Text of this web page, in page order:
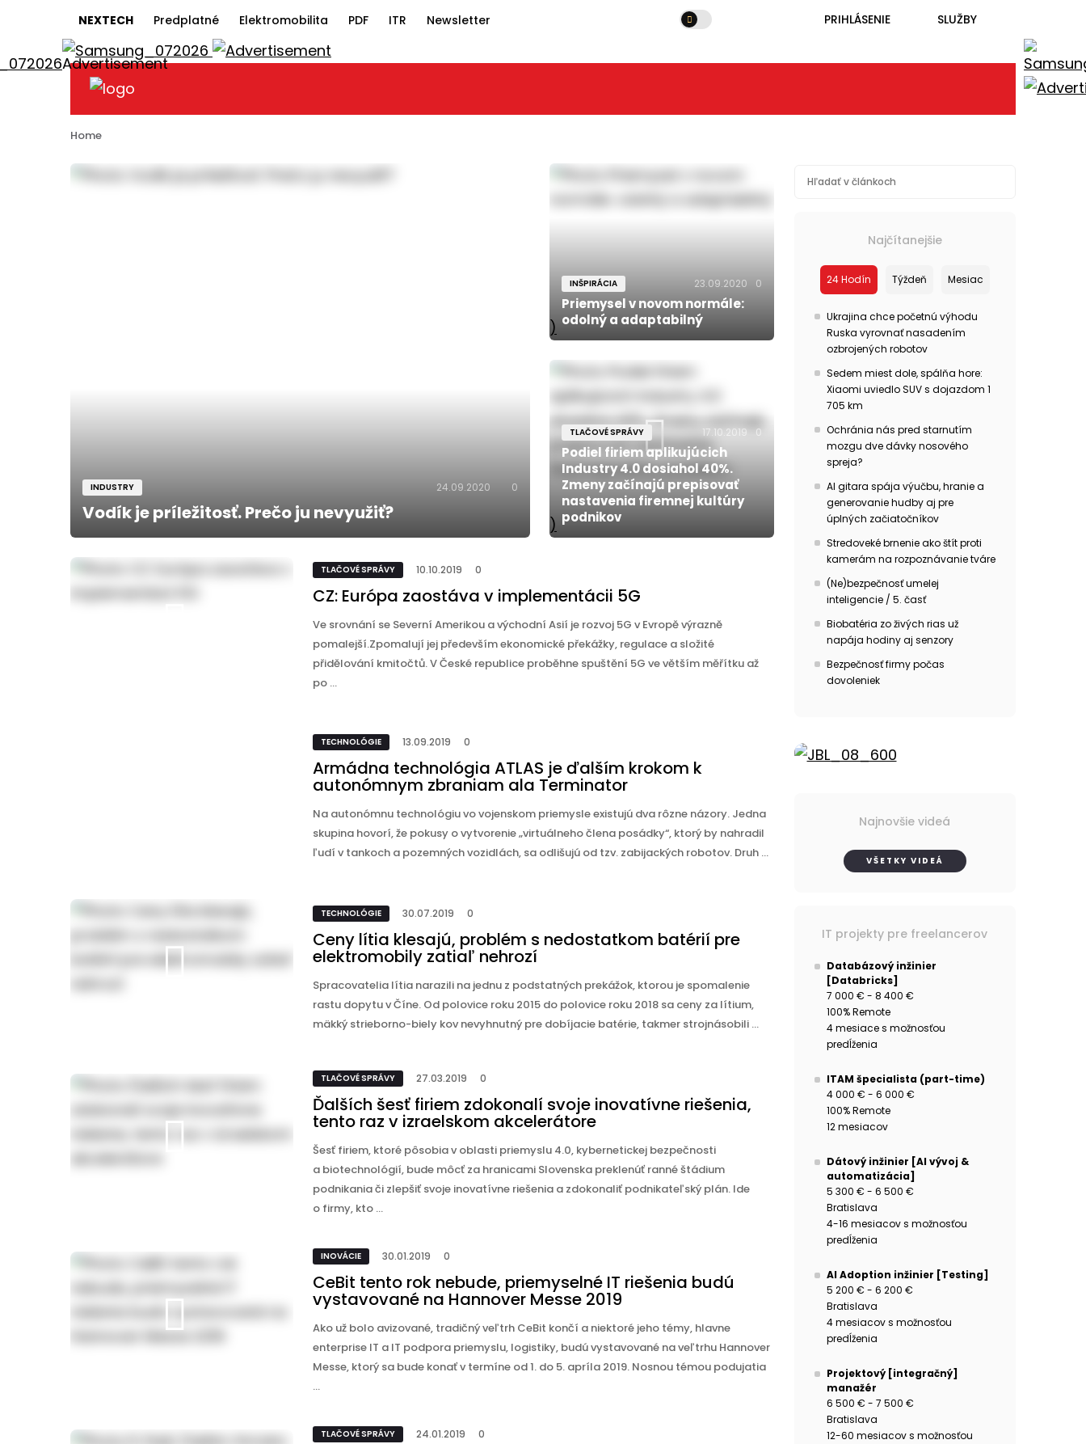
NEXTECH Predplatné Elektromobilita PDF ITR Newsletter PRIHLÁSENIE SLUŽBY
Home
INDUSTRY 24.09.2020 0
Vodík je príležitosť. Prečo ju nevyužiť?
)
INŠPIRÁCIA 23.09.2020 0
Priemysel v novom normále:
odolný a adaptabilný
)
TLAČOVÉ SPRÁVY 17.10.2019 0
Podiel firiem aplikujúcich
Industry 4.0 dosiahol 40%.
Zmeny začínajú prepisovať
nastavenia firemnej kultúry
podnikov
TLAČOVÉ SPRÁVY 10.10.2019 0
CZ: Európa zaostáva v implementácii 5G
Ve srovnání se Severní Amerikou a východní Asií je rozvoj 5G v Evropě výrazně
pomalejší. ​Zpomalují jej především ekonomické překážky, regulace a složité
přidělování kmitočtů. V České republice proběhne spuštění 5G ve větším měřítku až
po ...
TECHNOLÓGIE 13.09.2019 0
Armádna technológia ATLAS je ďalším krokom k
autonómnym zbraniam ala Terminator
Na autonómnu technológiu vo vojenskom priemysle existujú dva rôzne názory. Jedna
skupina hovorí, že pokusy o vytvorenie „virtuálneho člena posádky“, ktorý by nahradil
ľudí v tankoch a pozemných vozidlách, sa odlišujú od tzv. zabijackých robotov. Druh ...
TECHNOLÓGIE 30.07.2019 0
Ceny lítia klesajú, problém s nedostatkom batérií pre
elektromobily zatiaľ nehrozí
Spracovatelia lítia narazili na jednu z podstatných prekážok, ktorou je spomalenie
rastu dopytu v Číne. Od polovice roku 2015 do polovice roku 2018 sa ceny za lítium,
mäkký strieborno-biely kov nevyhnutný pre dobíjacie batérie, takmer strojnásobili ...
TLAČOVÉ SPRÁVY 27.03.2019 0
Ďalších šesť firiem zdokonalí svoje inovatívne riešenia,
tento raz v izraelskom akcelerátore
Šesť firiem, ktoré pôsobia v oblasti priemyslu 4.0, kybernetickej bezpečnosti
a biotechnológií, bude môcť za hranicami Slovenska preklenúť ranné štádium
podnikania či zlepšiť svoje inovatívne riešenia a zdokonaliť podnikateľský plán. Ide
o firmy, kto ...
INOVÁCIE 30.01.2019 0
CeBit tento rok nebude, priemyselné IT riešenia budú
vystavované na Hannover Messe 2019
Ako už bolo avizované, tradičný veľtrh CeBit končí a niektoré jeho témy, hlavne
enterprise IT a IT podpora priemyslu, logistiky, budú vystavované na veľtrhu Hannover
Messe, ktorý sa bude konať v termíne od 1. do 5. apríla 2019. Nosnou témou podujatia
...
TLAČOVÉ SPRÁVY 24.01.2019 0
Najčítanejšie
24 Hodín Týždeň Mesiac
Ukrajina chce početnú výhodu
Ruska vyrovnať nasadením
ozbrojených robotov
Sedem miest dole, spálňa hore:
Xiaomi uviedlo SUV s dojazdom 1
705 km
Ochránia nás pred starnutím
mozgu dve dávky nosového
spreja?
AI gitara spája výučbu, hranie a
generovanie hudby aj pre
úplných začiatočníkov
Stredoveké brnenie ako štít proti
kamerám na rozpoznávanie tváre
(Ne)bezpečnosť umelej
inteligencie / 5. časť
Biobatéria zo živých rias už
napája hodiny aj senzory
Bezpečnosť firmy počas
dovoleniek
Najnovšie videá
VŠETKY VIDEÁ
IT projekty pre freelancerov
Databázový inžinier
[Databricks]
7 000 € - 8 400 €
100% Remote
4 mesiace s možnosťou
predĺženia
ITAM špecialista (part-time)
4 000 € - 6 000 €
100% Remote
12 mesiacov
Dátový inžinier [AI vývoj &
automatizácia]
5 300 € - 6 500 €
Bratislava
4-16 mesiacov s možnosťou
predĺženia
AI Adoption inžinier [Testing]
5 200 € - 6 200 €
Bratislava
4 mesiacov s možnosťou
predĺženia
Projektový [integračný]
manažér
6 500 € - 7 500 €
Bratislava
12-60 mesiacov s možnosťou